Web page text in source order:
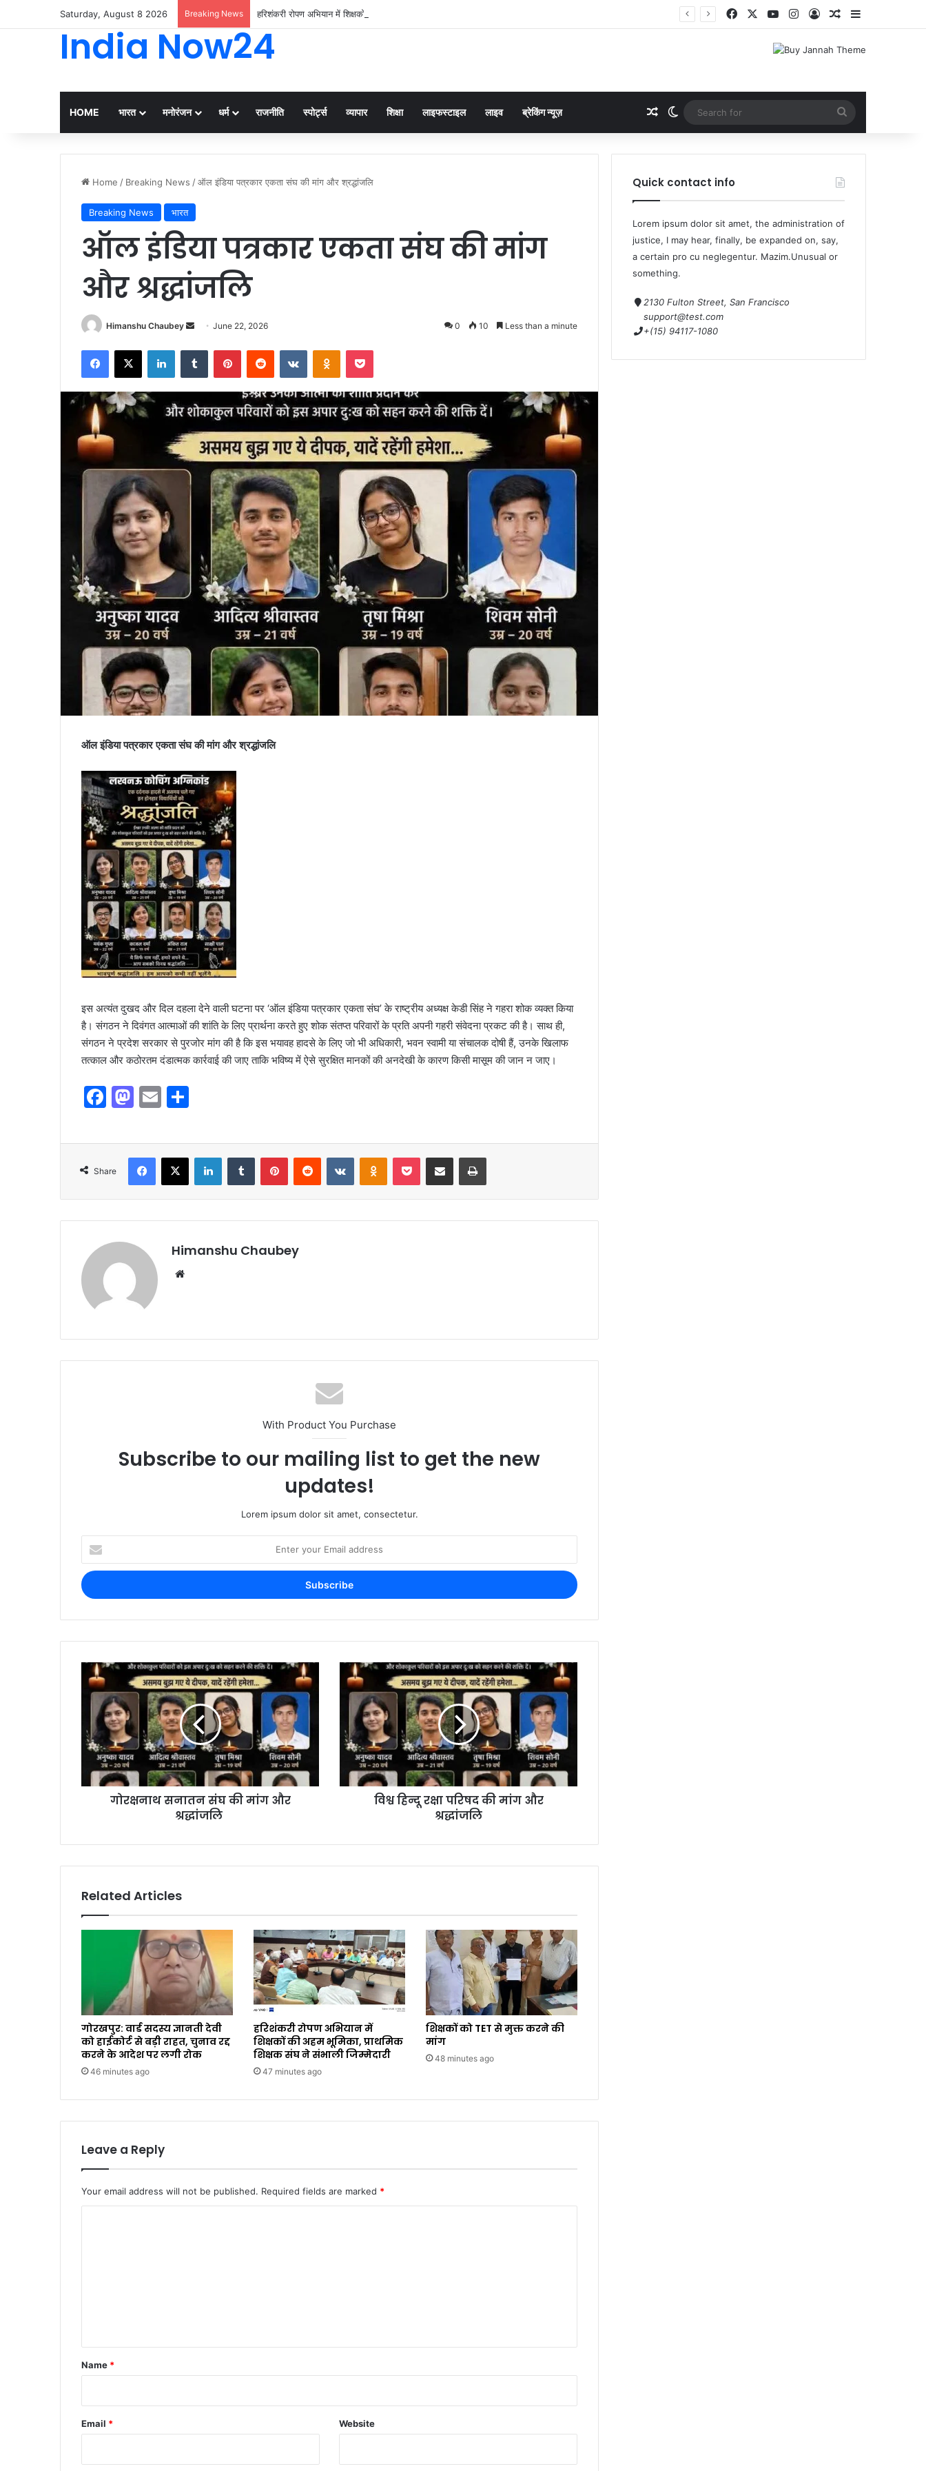
Saturday, August 8 2026 Breaking News हरिशंकरी रोपण अभियान में शिक्षकों की अहम भूमिका, प्राथमिक शिक्षक संघ ने संभाली जिम्मेदारी
India Now24
HOME भारत मनोरंजन धर्म राजनीति स्पोर्ट्स व्यापार शिक्षा लाइफस्टाइल लाइव ब्रेकिंग न्यूज़
Home / Breaking News /ऑल इंडिया पत्रकार एकता संघ की मांग और श्रद्धांजलि
Breaking News भारत
ऑल इंडिया पत्रकार एकता संघ की मांग
और श्रद्धांजलि
Himanshu Chaubey June 22, 2026 0 10 Less than a minute
ऑल इंडिया पत्रकार एकता संघ की मांग और श्रद्धांजलि
इस अत्यंत दुखद और दिल दहला देने वाली घटना पर ‘ऑल इंडिया पत्रकार एकता संघ’ के राष्ट्रीय अध्यक्ष केडी सिंह ने गहरा शोक व्यक्त किया
है। संगठन ने दिवंगत आत्माओं की शांति के लिए प्रार्थना करते हुए शोक संतप्त परिवारों के प्रति अपनी गहरी संवेदना प्रकट की है। साथ ही,
संगठन ने प्रदेश सरकार से पुरजोर मांग की है कि इस भयावह हादसे के लिए जो भी अधिकारी, भवन स्वामी या संचालक दोषी हैं, उनके खिलाफ
तत्काल और कठोरतम दंडात्मक कार्रवाई की जाए ताकि भविष्य में ऐसे सुरक्षित मानकों की अनदेखी के कारण किसी मासूम की जान न जाए।
F
c
e
o
o
k
M
st
o
d
o
n
E
ai
l
ar
e
Share
Himanshu Chaubey
With Product You Purchase
Subscribe to our mailing list to get the new
updates!
Lorem ipsum dolor sit amet, consectetur.
गोरक्षनाथ सनातन संघ की मांग और
श्रद्धांजलि
विश्व हिन्दू रक्षा परिषद की मांग और
श्रद्धांजलि
Related Articles
गोरखपुर: वार्ड सदस्य ज्ञानती देवी
को हाईकोर्ट से बड़ी राहत, चुनाव रद्द
करने के आदेश पर लगी रोक
46 minutes ago
हरिशंकरी रोपण अभियान में
शिक्षकों की अहम भूमिका, प्राथमिक
शिक्षक संघ ने संभाली जिम्मेदारी
47 minutes ago
शिक्षकों को TET से मुक्त करने की
मांग
48 minutes ago
Leave a Reply
Your email address will not be published. Required fields are marked *
*
Name *
Email * Website
Quick contact info
Lorem ipsum dolor sit amet, the administration of
justice, I may hear, finally, be expanded on, say,
a certain pro cu neglegentur. Mazim.Unusual or
something.
2130 Fulton Street, San Francisco
support@test.com
+(15) 94117-1080